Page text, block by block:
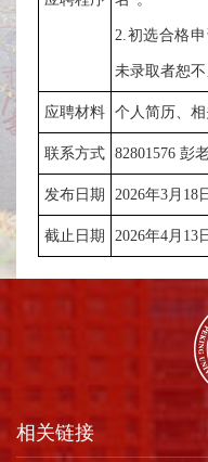
2.初选合格
未录取者恕不
应聘材料 个人简历、
联系方式 82801576 彭
发布日期 2026年3月18
截止日期 2026年4月13
相关链接